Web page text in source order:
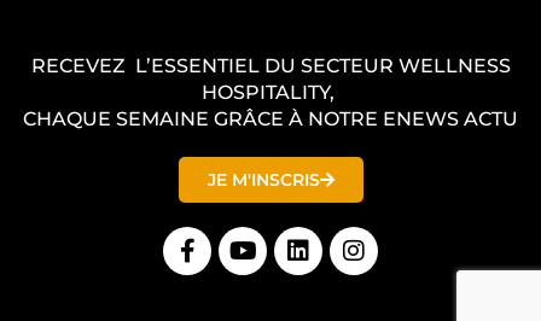
RECEVEZ L’ESSENTIEL DU SECTEUR WELLNESS
HOSPITALITY,
CHAQUE SEMAINE GRÂCE À NOTRE ENEWS ACTU
JE M'INSCRIS
F
a
Y
o
L
i
I
n